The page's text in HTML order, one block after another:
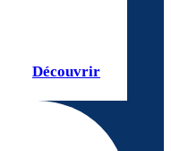
Découvrir